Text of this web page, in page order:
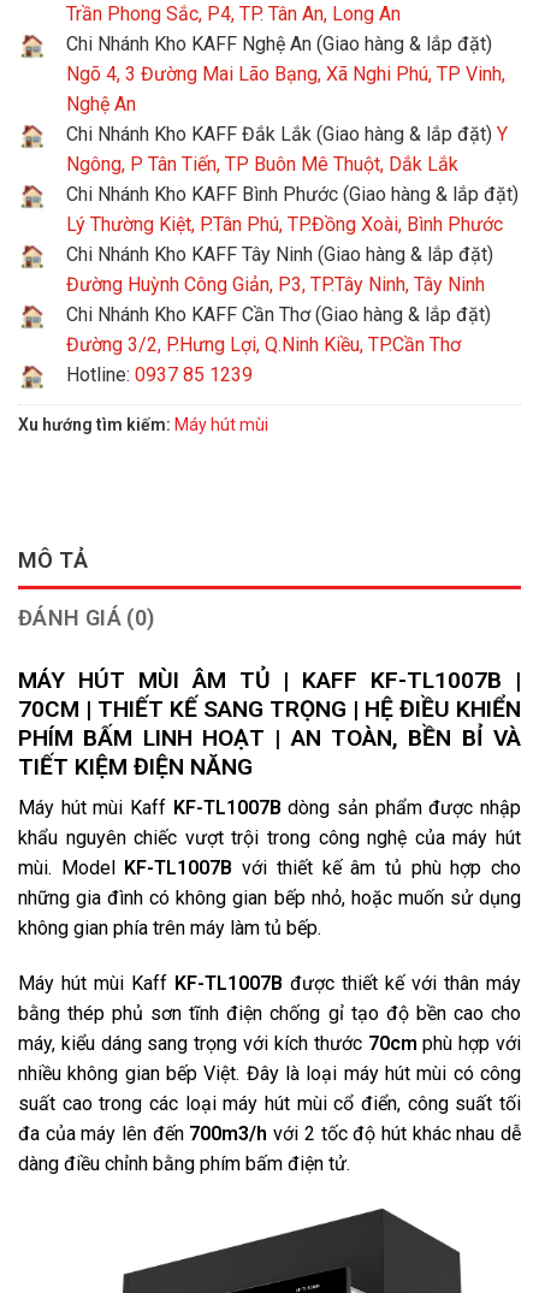
Trần Phong Sắc, P4, TP. Tân An, Long An
Chi Nhánh Kho KAFF Nghệ An (Giao hàng & lắp đặt)
Ngõ 4, 3 Đường Mai Lão Bạng, Xã Nghi Phú, TP Vinh,
Nghệ An
Chi Nhánh Kho KAFF Đắk Lắk (Giao hàng & lắp đặt) Y
Ngông, P Tân Tiến, TP Buôn Mê Thuột, Dắk Lắk
Chi Nhánh Kho KAFF Bình Phước (Giao hàng & lắp đặt)
Lý Thường Kiệt, P.Tân Phú, TP.Đồng Xoài, Bình Phước
Chi Nhánh Kho KAFF Tây Ninh (Giao hàng & lắp đặt)
Đường Huỳnh Công Giản, P3, TP.Tây Ninh, Tây Ninh
Chi Nhánh Kho KAFF Cần Thơ (Giao hàng & lắp đặt)
Đường 3/2, P.Hưng Lợi, Q.Ninh Kiều, TP.Cần Thơ
Hotline: 0937 85 1239
Xu hướng tìm kiếm: Máy hút mùi
MÔ TẢ
ĐÁNH GIÁ (0)
MÁY HÚT MÙI ÂM TỦ | KAFF KF-TL1007B |
70CM | THIẾT KẾ SANG TRỌNG | HỆ ĐIỀU KHIỂN
PHÍM BẤM LINH HOẠT | AN TOÀN, BỀN BỈ VÀ
TIẾT KIỆM ĐIỆN NĂNG
Máy hút mùi Kaff KF-TL1007B dòng sản phẩm được nhập
khẩu nguyên chiếc vượt trội trong công nghệ của máy hút
mùi. Model
KF-TL1007B với thiết kế âm tủ phù hợp cho
những gia đình có không gian bếp nhỏ, hoặc muốn sử dụng
không gian phía trên máy làm tủ bếp.
Máy hút mùi Kaff KF-TL1007B được thiết kế với thân máy
bằng thép phủ sơn tĩnh điện chống gỉ tạo độ bền cao cho
máy, kiểu dáng sang trọng với kích thước 70cm phù hợp với
nhiều không gian bếp Việt. Đây là loại máy hút mùi có công
suất cao trong các loại máy hút mùi cổ điển, công suất tối
đa của máy lên đến 700m3/h với 2 tốc độ hút khác nhau dễ
dàng điều chỉnh bằng phím bấm điện tử.